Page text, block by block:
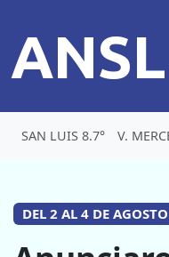
ANSL
SAN LUIS 8.7° V.
DEL 2 AL 4 DE AGOSTO